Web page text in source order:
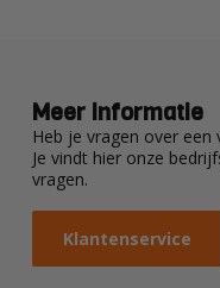
Meer informatie
Heb je vragen over
Je vindt hier onze
vragen.
Klantenservice